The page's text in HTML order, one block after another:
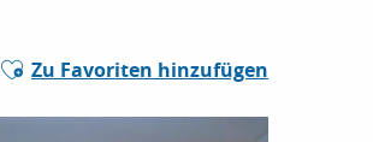
Ajouter aux favoris
Zu Favoriten hinzufügen